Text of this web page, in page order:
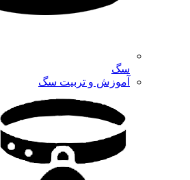
سگ
آموزش و تربیت سگ